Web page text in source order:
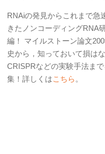
RNAiの発見からこれまで急
きたノンコーディングRNA
編！ マイルストーン論文
史から，知っておいて損は
CRISPRなどの実験手法ま
集！詳しくはこちら 。